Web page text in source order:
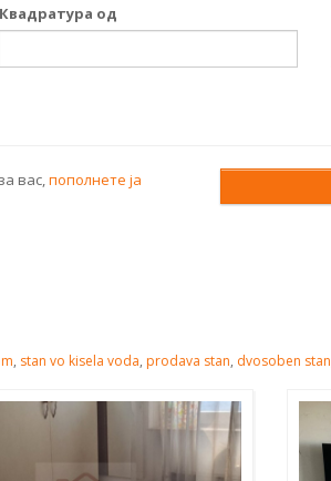
Квадратура од
вас,пополнете ја
, stan vo kisela voda, prodava stan, dvosoben stan